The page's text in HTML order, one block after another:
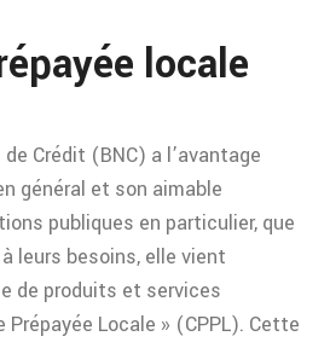
locale
Crédit (BNC) a l’avantage
général et son aimable
publiques en particulier, que
leurs besoins, elle vient
de produits et services
Prépayée Locale » (CPPL). Cette